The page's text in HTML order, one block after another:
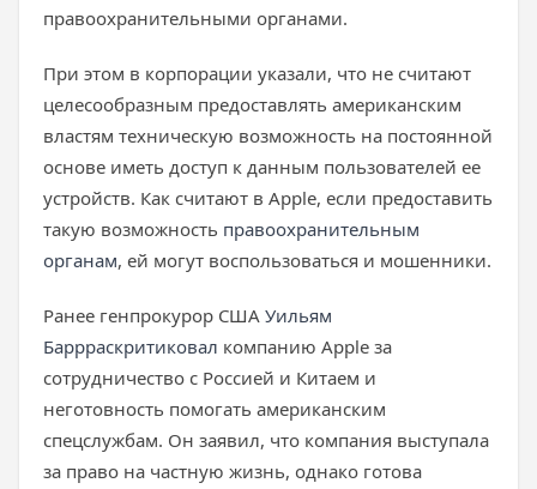
правоохранительными органами.
При этом в корпорации указали, что не считают
целесообразным предоставлять американским
властям техническую возможность на постоянной
основе иметь доступ к данным пользователей ее
устройств. Как считают в Apple, если предоставить
такую возможность правоохранительным
органам, ей могут воспользоваться и мошенники.
Ранее генпрокурор США Уильям
Баррраскритиковал компанию Apple за
сотрудничество с Россией и Китаем и
неготовность помогать американским
спецслужбам. Он заявил, что компания выступала
за право на частную жизнь, однако готова